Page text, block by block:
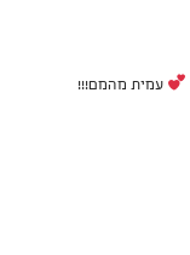
עמית מהמם!!!